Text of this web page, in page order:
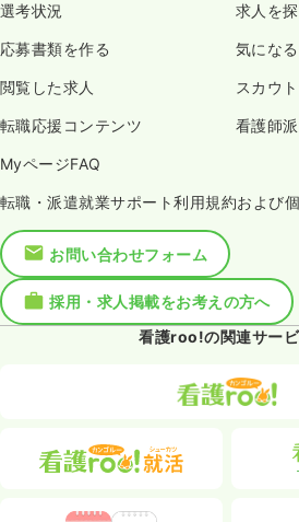
選考状況 求人を
応募書類を作る 気にな
閲覧した求人 スカウ
転職応援コンテンツ 看護師
MyページFAQ
転職・派遣就業サポート利用規約および
お問い合わせフォーム
採用・求人掲載をお考えの方へ
看護roo!の関連サー